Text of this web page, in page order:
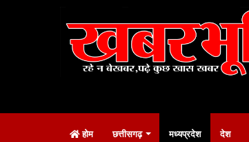
होम छत्तीसगढ़ मध्यप्रदेश देश